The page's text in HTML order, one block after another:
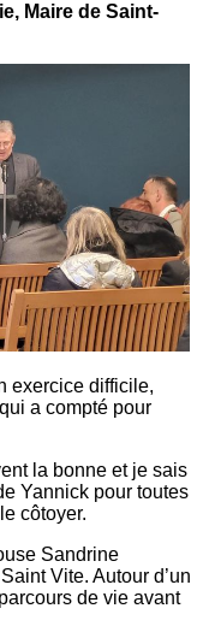
Maire de Saint-
exercice difficile,
a compté pour
la bonne et je sais
Yannick pour toutes
côtoyer.
Sandrine
Vite. Autour d’un
de vie avant